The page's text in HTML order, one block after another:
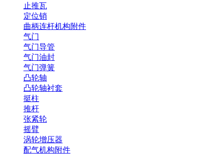
止推瓦
定位销
曲柄连杆机构附件
气门
气门导管
气门油封
气门弹簧
凸轮轴
凸轮轴衬套
挺柱
推杆
张紧轮
摇臂
涡轮增压器
配气机构附件